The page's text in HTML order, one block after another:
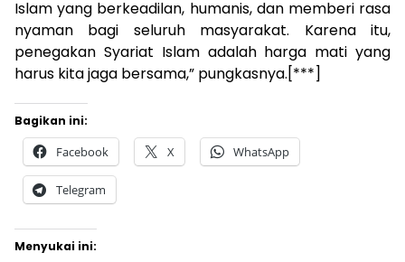
Islam yang berkeadilan, humanis, dan memberi rasa
nyaman bagi seluruh masyarakat. Karena itu,
penegakan Syariat Islam adalah harga mati yang
harus kita jaga bersama,” pungkasnya.[***]
Bagikan ini:
Facebook X WhatsApp
Telegram
Menyukai ini: